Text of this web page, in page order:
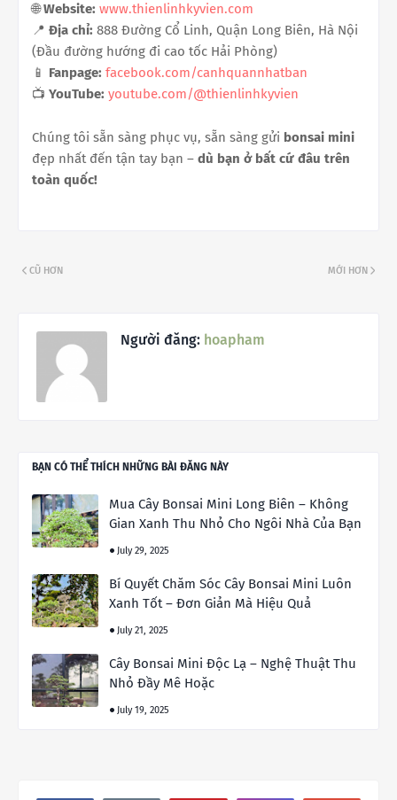
🌐Website: www.thienlinhkyvien.com
📍 Địa chỉ: 888 Đường Cổ Linh, Quận Long Biên, Hà Nội
(Đầu đường hướng đi cao tốc Hải Phòng)
📱 Fanpage: facebook.com/canhquannhatban
📺 YouTube: youtube.com/@thienlinhkyvien
Chúng tôi sẵn sàng phục vụ, sẵn sàng gửi bonsai mini
đẹp nhất đến tận tay bạn – dù bạn ở bất cứ đâu trên
toàn quốc!
MỚI HƠN
CŨ HƠN
Người đăng: hoapham
BẠN CÓ THỂ THÍCH NHỮNG BÀI ĐĂNG NÀY
Mua Cây Bonsai Mini Long Biên – Không
Gian Xanh Thu Nhỏ Cho Ngôi Nhà Của Bạn
July 29, 2025
Bí Quyết Chăm Sóc Cây Bonsai Mini Luôn
Xanh Tốt – Đơn Giản Mà Hiệu Quả
July 21, 2025
Cây Bonsai Mini Độc Lạ – Nghệ Thuật Thu
Nhỏ Đầy Mê Hoặc
July 19, 2025